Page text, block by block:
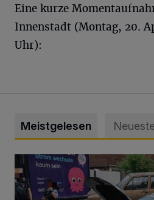
Eine kurze
Innenstadt (Montag, 20.
Uhr):
Meistgelesen
Schwerer Unfall mit 2,48